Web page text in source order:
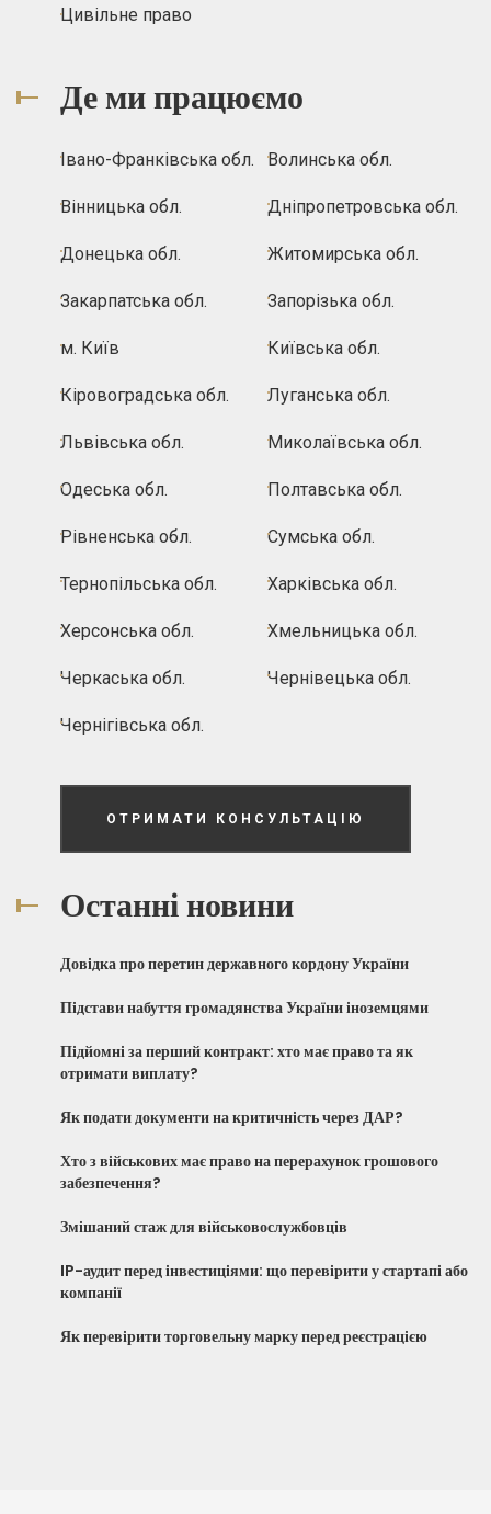
Цивільне право
Де ми працюємо
Івано-Франківська обл. Волинська обл.
Вінницька обл. Дніпропетровська обл.
Донецька обл. Житомирська обл.
Закарпатська обл. Запорізька обл.
м. Київ Київська обл.
Кіровоградська обл. Луганська обл.
Львівська обл. Миколаївська обл.
Одеська обл. Полтавська обл.
Рівненська обл. Сумська обл.
Тернопільська обл. Харківська обл.
Херсонська обл. Хмельницька обл.
Черкаська обл. Чернівецька обл.
Чернігівська обл.
ОТРИМАТИ КОНСУЛЬТАЦІЮ
Останні новини
Довідка про перетин державного кордону України
Підстави набуття громадянства України іноземцями
Підйомні за перший контракт: хто має право та як
отримати виплату?
Як подати документи на критичність через ДАР?
Хто з військових має право на перерахунок грошового
забезпечення?
Змішаний стаж для військовослужбовців
IP-аудит перед інвестиціями: що перевірити у стартапі або
компанії
Як перевірити торговельну марку перед реєстрацією